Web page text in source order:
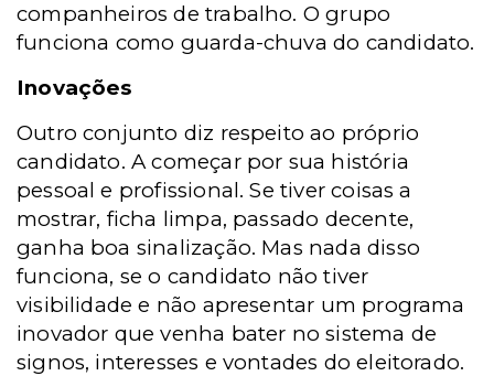
companheiros de trabalho. O grupo
funciona como guarda-chuva do candidato.
Inovações
Outro conjunto diz respeito ao próprio
candidato. A começar por sua história
pessoal e profissional. Se tiver coisas a
mostrar, ficha limpa, passado decente,
ganha boa sinalização. Mas nada disso
funciona, se o candidato não tiver
visibilidade e não apresentar um programa
inovador que venha bater no sistema de
signos, interesses e vontades do eleitorado.